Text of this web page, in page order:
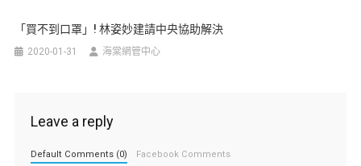
「買不到口罩」! 林姿妙建請中央協助解決
2020-01-31 海棠網管中心
Leave a reply
Default Comments (0) Facebook Comments